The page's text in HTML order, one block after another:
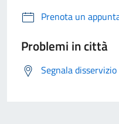
Prenota un
Problemi in città
Segnala disservizio